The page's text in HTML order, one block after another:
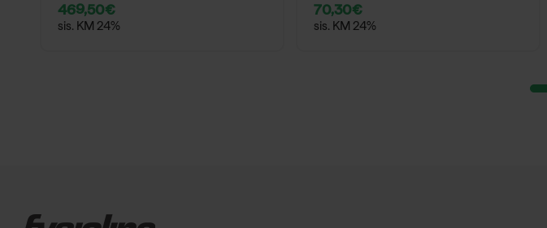
469,50€
sis. KM 24%
70,30€
sis. KM 24%